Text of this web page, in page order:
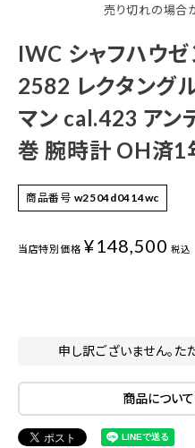
売り切れの場合
IWC シャフハウ
2582 レクタング
マン cal.423 アン
巻 腕時計 OH済1
商品番号 w2504d0414wc
当店特別価格 ¥148,500 税込
申し訳ございません。た
商品につい